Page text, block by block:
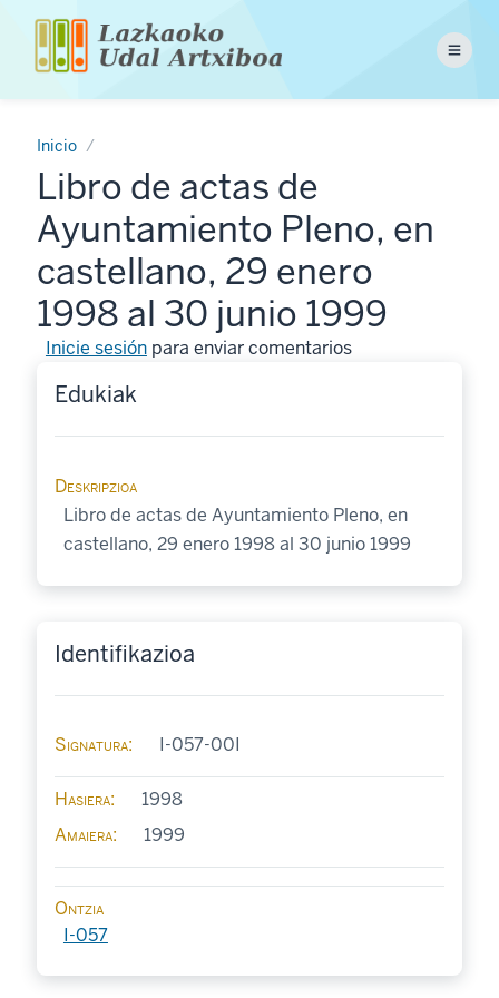
contenido
Menu
Inicio
Libro de actas de
Ayuntamiento Pleno, en
castellano, 29 enero
1998 al 30 junio 1999
Inicie sesiónpara enviar comentarios
Edukiak
Deskripzioa
Libro de actas de Ayuntamiento Pleno, en
castellano, 29 enero 1998 al 30 junio 1999
Identifikazioa
Signatura I-057-00I
Hasiera
1998
Amaiera
1999
Ontzia
I-057